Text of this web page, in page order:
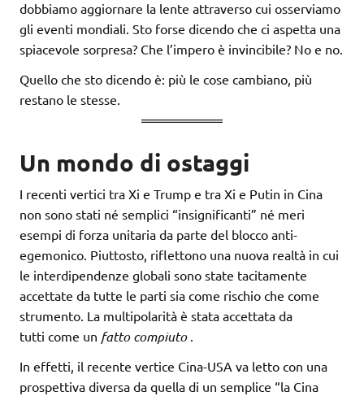
dobbiamo aggiornare la lente attraverso cui osserviamo
gli eventi mondiali. Sto forse dicendo che ci aspetta una
spiacevole sorpresa? Che l’impero è invincibile? No e no.
Quello che sto dicendo è: più le cose cambiano, più
restano le stesse.
Un mondo di ostaggi
I recenti vertici tra Xi e Trump e tra Xi e Putin in Cina
non sono stati né semplici “insignificanti” né meri
esempi di forza unitaria da parte del blocco anti-
egemonico. Piuttosto, riflettono una nuova realtà in cui
le interdipendenze globali sono state tacitamente
accettate da tutte le parti sia come rischio che come
strumento. La multipolarità è stata accettata da
tutti come un fatto compiuto.
In effetti, il recente vertice Cina-USA va letto con una
prospettiva diversa da quella di un semplice “la Cina